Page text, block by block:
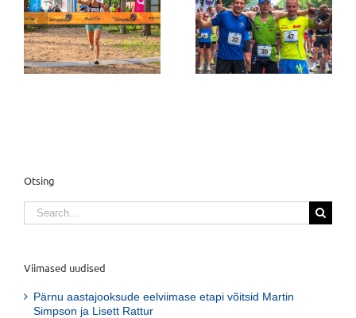
Soodsam
registreerimine Kahe
silla jooksule ja Pärnu
õhtujooksule kestab
31. juulini
Raeküla männikusse
kolinud Pärnu
aastajooksudel joosti
võimas rajarekord
Otsing
Search
for:
Viimased uudised
Pärnu aastajooksude eelviimase etapi võitsid Martin
Simpson ja Lisett Rattur